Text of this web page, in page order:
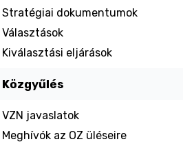
Stratégiai dokumentumok
Választások
Kiválasztási eljárások
Közgyűlés
VZN javaslatok
Meghívók az OZ üléseire